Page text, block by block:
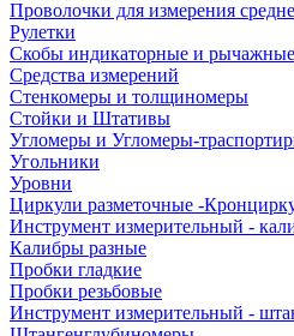
Проволочки для измерения
Рулетки
Скобы индикаторные и рычажные
Средства измерений
Стенкомеры и толщиномеры
Стойки и Штативы
Угломеры и Угломеры-
Угольники
Уровни
Циркули разметочные -
Инструмент измерительный -
Калибры разные
Пробки гладкие
Пробки резьбовые
Инструмент измерительный -